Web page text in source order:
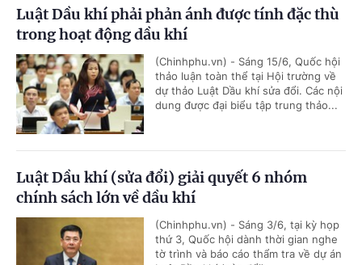
Luật Dầu khí phải phản ánh được tính đặc thù
trong hoạt động dầu khí
(Chinhphu.vn) - Sáng 15/6, Quốc hội
thảo luận toàn thể tại Hội trường về
dự thảo Luật Dầu khí sửa đổi. Các nội
dung được đại biểu tập trung thảo...
Luật Dầu khí (sửa đổi) giải quyết 6 nhóm
chính sách lớn về dầu khí
(Chinhphu.vn) - Sáng 3/6, tại kỳ họp
thứ 3, Quốc hội dành thời gian nghe
tờ trình và báo cáo thẩm tra về dự án